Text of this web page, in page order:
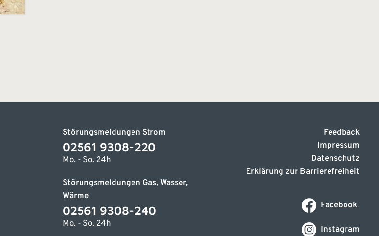
Störungsmeldungen Strom
02561 9308-220
Mo. - So. 24h
Störungsmeldungen Gas, Wasser,
Wärme
02561 9308-240
Mo. - So. 24h
Feedback
Impressum
Datenschutz
Erklärung zur Barrierefreiheit
Facebook
Instagram